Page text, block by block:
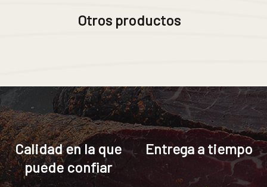
Otros productos
Calidad en la que
puede confiar
Entrega a tiempo